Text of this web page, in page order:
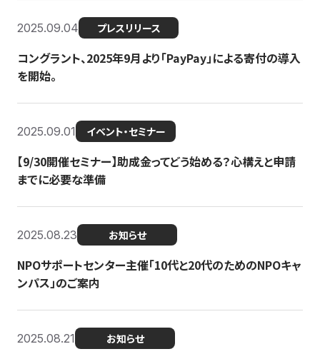
2025.09.04 プレスリリース
コングラント、2025年9月より「PayPay」による寄付の導入
を開始。
2025.09.01 イベント・セミナー
【9/30開催セミナー】助成金ってどう始める？心構えと申請
までに必要な準備
2025.08.23 お知らせ
NPOサポートセンター主催「10代と20代のためのNPOキャ
ンパス」のご案内
2025.08.21 お知らせ